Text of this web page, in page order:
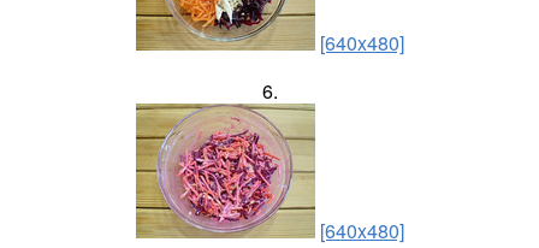
[640x480]
6.
[640x480]